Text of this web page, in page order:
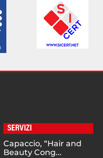
SERVIZI
Capaccio, “Hair and
Beauty Cong...